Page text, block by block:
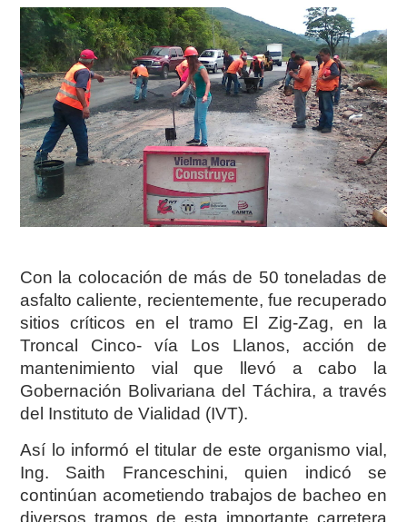
Con la colocación de más de 50 toneladas de
asfalto caliente, recientemente, fue recuperado
sitios críticos en el tramo El Zig-Zag, en la
Troncal Cinco- vía Los Llanos, acción de
mantenimiento vial que llevó a cabo la
Gobernación Bolivariana del Táchira, a través
del Instituto de Vialidad (IVT).
Así lo informó el titular de este organismo vial,
Ing. Saith Franceschini, quien indicó se
continúan acometiendo trabajos de bacheo en
diversos tramos de esta importante carretera